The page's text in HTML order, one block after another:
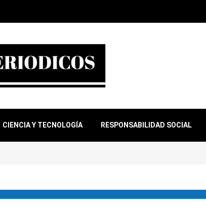
CIENCIA Y TECNOLOGÍA RESPONSABILIDAD SOCIAL